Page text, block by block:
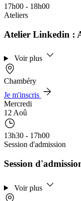
17h00 - 18h00
Ateliers
Atelier Linkedin :
Voir plus
Chambéry
Je m'inscris
Mercredi
12 Aoû
13h30 - 17h00
Session d'admission
Session
Voir plus